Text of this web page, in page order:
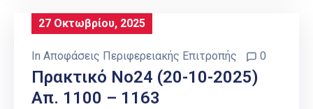
27 Οκτωβρίου, 2025
In Αποφάσεις Περιφερειακής Επιτροπής 0
Πρακτικό Νο24 (20-10-2025)
Απ. 1100 – 1163